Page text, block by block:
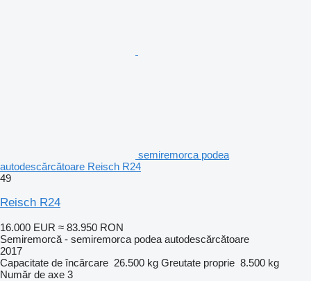
semiremorca podea
autodescărcătoare Reisch R24
49
Reisch R24
16.000 EUR ≈ 83.950 RON
Semiremorcă - semiremorca podea autodescărcătoare
2017
Capacitate de încărcare 26.500 kg Greutate proprie 8.500 kg
Număr de axe 3